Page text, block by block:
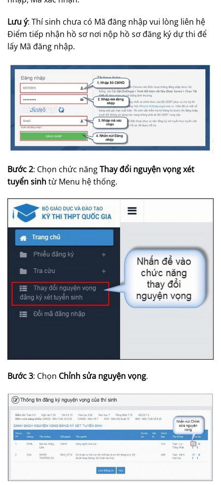
Lưu ý: Thí sinh chưa có Mã đăng nhập vui lòng liên hệ
Điểm tiếp nhận hồ sơ nơi nộp hồ sơ đăng ký dự thi để
lấy Mã đăng nhập.
Bước 2: Chọn chức năngThay đổi nguyện vọng xét
tuyển sinhtừ Menu hệ thống.
Bước 3: Chọn Chỉnh sửa nguyện vọng.